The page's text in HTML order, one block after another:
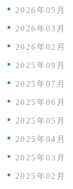
2026年05月
2026年03月
2026年02月
2025年09月
2025年07月
2025年06月
2025年05月
2025年04月
2025年03月
2025年02月